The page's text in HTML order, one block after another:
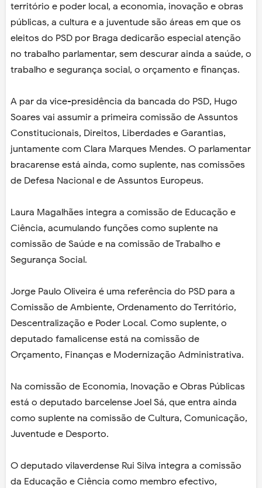
território e poder local, a economia, inovação e obras
públicas, a cultura e a juventude são áreas em que os
eleitos do PSD por Braga dedicarão especial atenção
no trabalho parlamentar, sem descurar ainda a saúde, o
trabalho e segurança social, o orçamento e finanças.
A par da vice-presidência da bancada do PSD, Hugo
Soares vai assumir a primeira comissão de Assuntos
Constitucionais, Direitos, Liberdades e Garantias,
juntamente com Clara Marques Mendes. O parlamentar
bracarense está ainda, como suplente, nas comissões
de Defesa Nacional e de Assuntos Europeus.
Laura Magalhães integra a comissão de Educação e
Ciência, acumulando funções como suplente na
comissão de Saúde e na comissão de Trabalho e
Segurança Social.
Jorge Paulo Oliveira é uma referência do PSD para a
Comissão de Ambiente, Ordenamento do Território,
Descentralização e Poder Local. Como suplente, o
deputado famalicense está na comissão de
Orçamento, Finanças e Modernização Administrativa.
Na comissão de Economia, Inovação e Obras Públicas
está o deputado barcelense Joel Sá, que entra ainda
como suplente na comissão de Cultura, Comunicação,
Juventude e Desporto.
O deputado vilaverdense Rui Silva integra a comissão
da Educação e Ciência como membro efectivo,